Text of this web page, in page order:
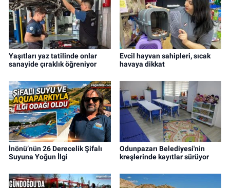
Yaşıtları yaz tatilinde onlar
sanayide çıraklık öğreniyor
Evcil hayvan sahipleri, sıcak
havaya dikkat
İnönü’nün 26 Derecelik Şifalı
Suyuna Yoğun İlgi
Odunpazarı Belediyesi'nin
kreşlerinde kayıtlar sürüyor